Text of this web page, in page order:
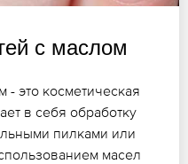
с маслом
- это косметическая
в себя обработку
пилками или
масел